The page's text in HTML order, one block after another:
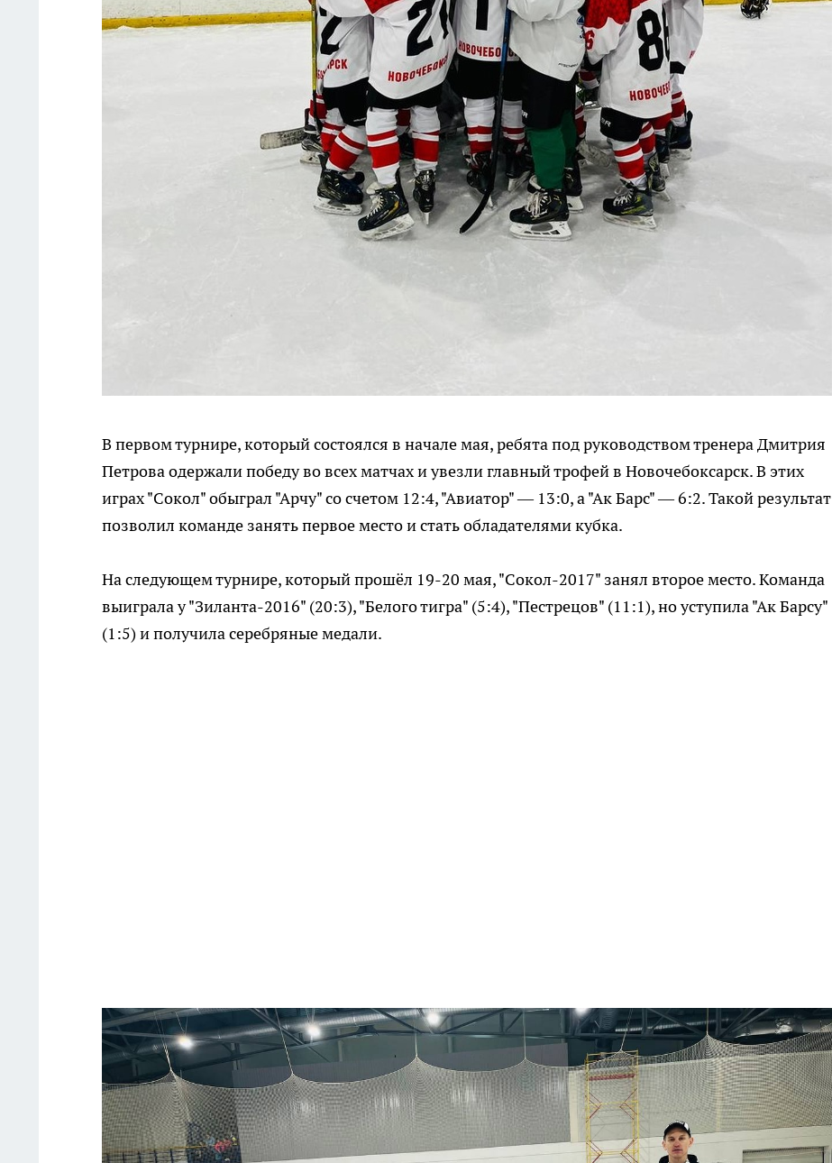
В первом турнире, который состоялся в начале мая, ребята под руководством тренера Дмитрия
Петрова одержали победу во всех матчах и увезли главный трофей в Новочебоксарск. В этих
играх "Сокол" обыграл "Арчу" со счетом 12:4, "Авиатор" — 13:0, а "Ак Барс" — 6:2. Такой результат
позволил команде занять первое место и стать обладателями кубка.
На следующем турнире, который прошёл 19-20 мая, "Сокол-2017" занял второе место. Команда
выиграла у "Зиланта-2016" (20:3), "Белого тигра" (5:4), "Пестрецов" (11:1), но уступила "Ак Барсу"
(1:5) и получила серебряные медали.